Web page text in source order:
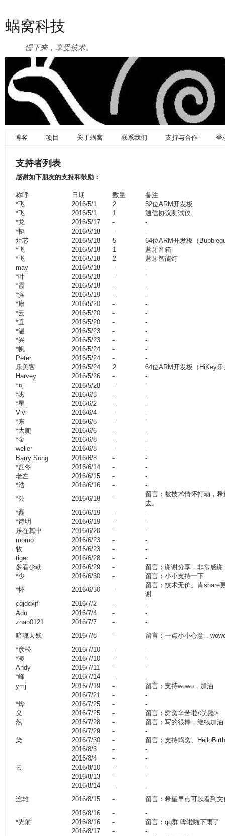
蜗窝科技
慢下来，享受技术。
博客 项目 关于蜗窝 联系我们 支持与合作 登
支持者列表
感谢如下朋友的支持和鼓励：
称呼 日期 数量
备注
*飞
2016/5/1 2
32位ARM开发板
*飞
2016/5/1 1
通信协议测试仪
*龙
2016/5/17 -
-
*韬
2016/5/18 -
-
炬芯
2016/5/18 5
64位ARM开发板（
*飞
2016/5/18 1
蓝牙音箱
*飞
2016/5/18 2
蓝牙智能灯
may
2016/5/18 -
-
*叶
2016/5/18 -
-
*霞
2016/5/18 -
-
*滨
2016/5/19 -
-
*康
2016/5/20 -
-
*云
2016/5/20 -
-
*宜
2016/5/20 -
-
*温
2016/5/23 -
-
*兴
2016/5/23 -
-
*帆
2016/5/24 -
-
Peter
2016/5/24 -
-
乐美客
2016/5/24 2
64位ARM开发板（HiKey
Harvey
2016/5/26 -
-
*可
2016/5/28 -
-
*杰
2016/6/3 -
-
*星
2016/6/2 -
-
Vivi
2016/6/4 -
-
*东
2016/6/5 -
-
*大鹏
2016/6/6 -
-
*金
2016/6/8 -
-
weller
2016/6/8 -
-
Barry Song
2016/6/8 -
-
*磊冬
2016/6/14 -
-
老左
2016/6/15 -
-
*浩
2016/6/16 -
-
*公
2016/6/18 -
留言：被技术情怀打动，
去。
*磊
2016/6/19 -
-
*诗明
2016/6/19 -
-
乐在其中
2016/6/20 -
-
momo
2016/6/23 -
-
牧
2016/6/23 -
-
tiger
2016/6/28 -
-
多看少动
2016/6/29 -
留言：谢谢分享，非常感谢
*少
2016/6/30 -
留言：小小支持一下
*怀
2016/6/30 -
留言：技术无价。肯share
谢
cqjdcxjf
2016/7/2 -
-
Adu
2016/7/4 -
-
zhao0121
2016/7/7 -
-
暗魂天残
2016/7/8 -
留言：一点小小心意，
*彦松
2016/7/10 -
-
*凌
2016/7/10 -
-
Andy
2016/7/11 -
-
*峰
2016/7/14 -
-
ymj
2016/7/19 -
留言：支持wowo，加油
2016/7/21
-
-
*烨
2016/7/25 -
-
义
2016/7/25 -
留言：窝窝辛苦啦<笑脸>
然
2016/7/28 -
留言：写的很棒，继续加油
2016/7/29
-
-
染
2016/7/30 -
留言：支持蜗窝、
2016/8/3
-
-
2016/8/4
-
-
云
2016/8/10 -
-
2016/8/13
-
-
2016/8/14
-
-
连雄
2016/8/15 -
留言：希望早点可以看到
2016/8/16
-
-
*光前
2016/8/16 -
留言：qq群 哗啦啦下雨了
2016/8/17
-
-